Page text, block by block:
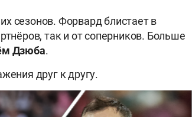
сезонов. Форвард блистает в
так и от соперников. Больше
Дзюба.
друг к другу.